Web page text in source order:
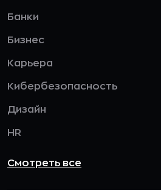
Банки
Бизнес
Карьера
Кибербезопасность
Дизайн
HR
Смотреть все